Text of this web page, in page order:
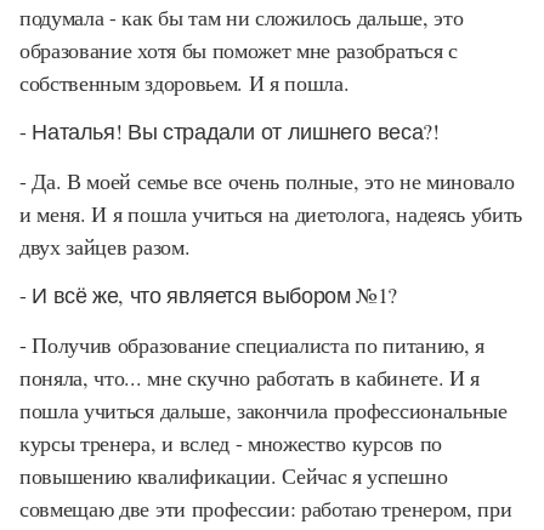
подумала - как бы там ни сложилось дальше, это
образование хотя бы поможет мне разобраться с
собственным здоровьем. И я пошла.
- Наталья! Вы страдали от лишнего веса?!
- Да. В моей семье все очень полные, это не миновало
и меня. И я пошла учиться на диетолога, надеясь убить
двух зайцев разом.
- И всё же, что является выбором №1?
- Получив образование специалиста по питанию, я
поняла, что... мне скучно работать в кабинете. И я
пошла учиться дальше, закончила профессиональные
курсы тренера, и вслед - множество курсов по
повышению квалификации. Сейчас я успешно
совмещаю две эти профессии: работаю тренером, при